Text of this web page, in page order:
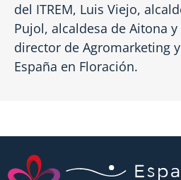
del ITREM, Luis Viejo,
Pujol, alcaldesa de Aitona
director de Agromarketing
España en Floración.